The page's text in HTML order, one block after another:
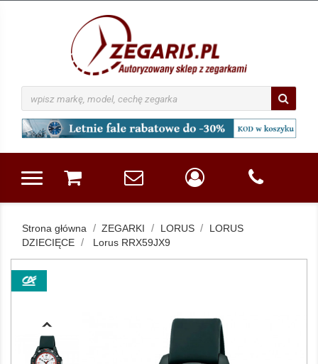
Strona główna ZEGARKI LORUS
LORUS
DZIECIĘCE
Lorus RRX59JX9